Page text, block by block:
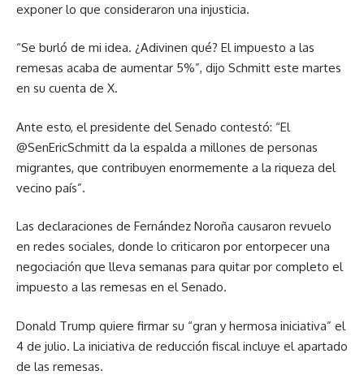
exponer lo que consideraron una injusticia.
“Se burló de mi idea. ¿Adivinen qué? El impuesto a las
remesas acaba de aumentar 5%”, dijo Schmitt este martes
en su cuenta de X.
Ante esto, el presidente del Senado contestó: “El
@SenEricSchmitt da la espalda a millones de personas
migrantes, que contribuyen enormemente a la riqueza del
vecino país”.
Las declaraciones de Fernández Noroña causaron revuelo
en redes sociales, donde lo criticaron por entorpecer una
negociación que lleva semanas para quitar por completo el
impuesto a las remesas en el Senado.
Donald Trump quiere firmar su “gran y hermosa iniciativa” el
4 de julio. La iniciativa de reducción fiscal incluye el apartado
de las remesas.